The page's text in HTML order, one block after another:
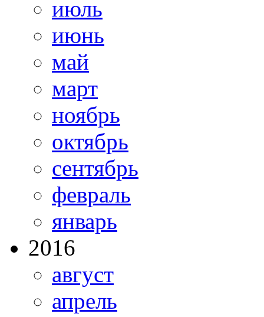
июль
июнь
май
март
ноябрь
октябрь
сентябрь
февраль
январь
2016
август
апрель